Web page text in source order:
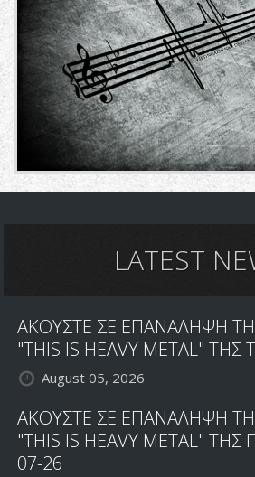
LATEST
ΑΚΟΥΣΤΕ ΣΕ ΕΠΑΝΑΛΗΨΗ
"THIS IS HEAVY METAL" ΤΗΣ
August 05, 2026
ΑΚΟΥΣΤΕ ΣΕ ΕΠΑΝΑΛΗΨΗ
"THIS IS HEAVY METAL"
07-26